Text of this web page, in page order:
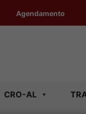
Agendamento
CRO-AL